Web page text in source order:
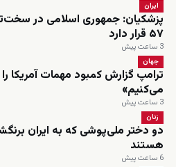
ایران
پزشکیان: جمهوری اسلامی در
۵۷ قرار دارد
3 ساعت پیش
جهان
ترامپ گزارش کمبود مهمات آمریکا را
می‌کنیم»
3 ساعت پیش
زنان
دو دختر ملی‌پوشی که به ایران
هستند
6 ساعت پیش